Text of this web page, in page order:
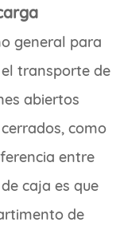
general para
transporte de
abiertos
como
entre
caja es que
de